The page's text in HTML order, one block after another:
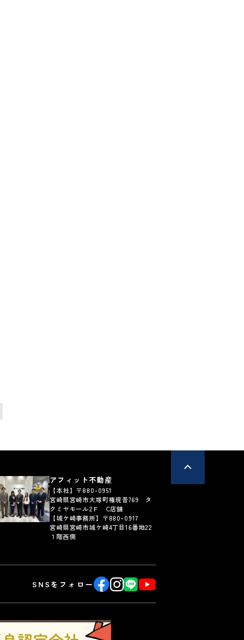
アフィット不動産
【本社】〒880-0951
宮崎県宮崎市大塚町権現昔769 タ
クミヤモール2Ｆ C店舗
【城ケ崎事務所】〒880-0917
宮崎県宮崎市城ケ崎4丁目16番地22
１階西側
SNSをフォロー